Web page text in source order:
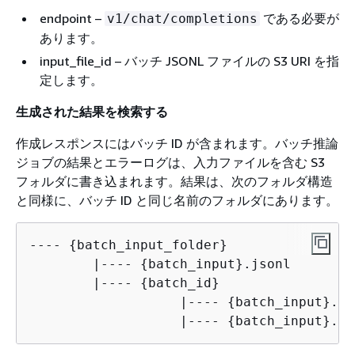
endpoint – v1/chat/completions である必要が
あります。
input_file_id – バッチ JSONL ファイルの S3 URI を指
定します。
生成された結果を検索する
作成レスポンスにはバッチ ID が含まれます。バッチ推論
ジョブの結果とエラーログは、入力ファイルを含む S3
フォルダに書き込まれます。結果は、次のフォルダ構造
と同様に、バッチ ID と同じ名前のフォルダにあります。
---- {batch_input_folder}
        |----
{batch_input}.jsonl
        |----
{batch_id}
	           |----
{
	           |----
{